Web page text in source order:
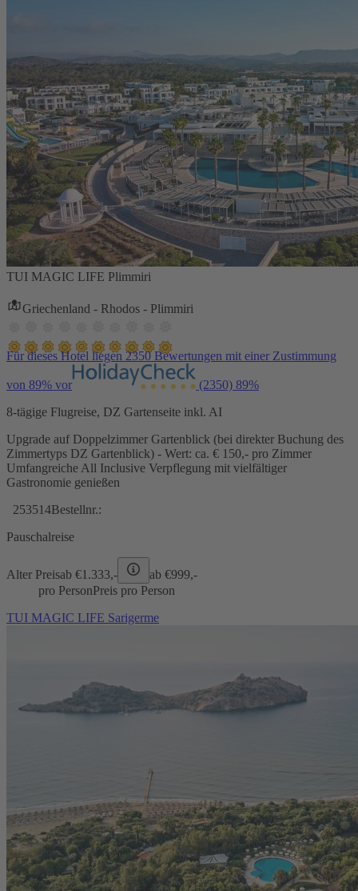
TUI MAGIC LIFE Plimmiri
Griechenland - Rhodos - Plimmiri
Für dieses Hotel liegen 2350 Bewertungen mit einer Zustimmung
von 89% vor (2350) 89%
8-tägige Flugreise, DZ Gartenseite inkl. AI
Upgrade auf Doppelzimmer Gartenblick (bei direkter Buchung des
Zimmertyps DZ Gartenblick) - Wert: ca. € 150,- pro Zimmer
Umfangreiche All Inclusive Verpflegung mit vielfältiger
Gastronomie genießen
253514Bestellnr.:
Pauschalreise
Alter Preisab €1.333,- ab €999,-
pro PersonPreis pro Person
TUI MAGIC LIFE Sarigerme